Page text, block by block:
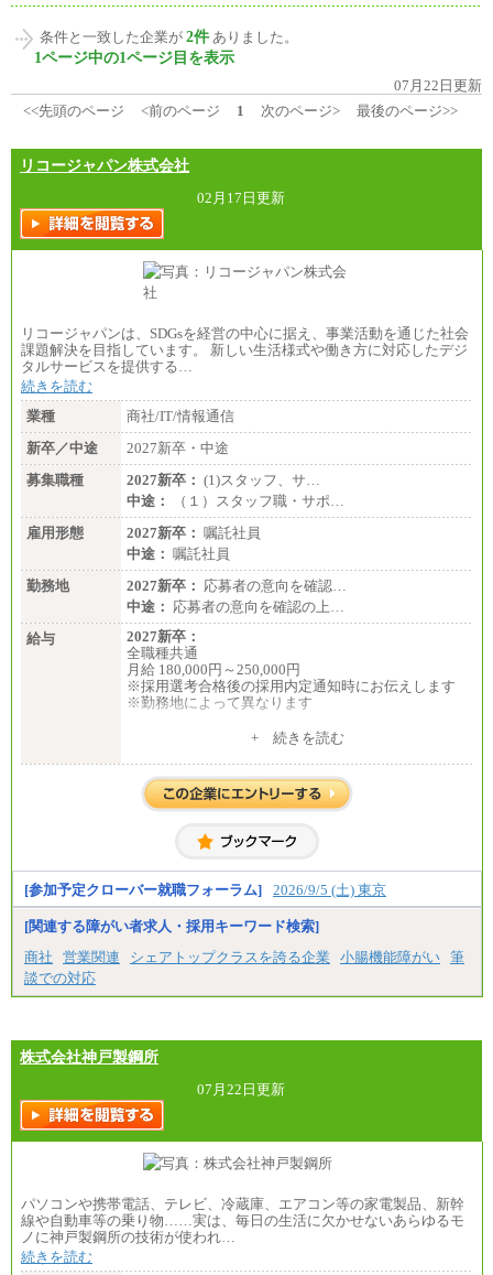
条件と一致した企業が 2件 ありました。
1ページ中の1ページ目を表示
07月22日更新
<<先頭のページ
<前のページ 1 次のページ> 最後のページ>>
リコージャパン株式会社
02月17日更新
リコージャパンは、SDGsを経営の中心に据え、事業活動を通じた社会
課題解決を目指しています。 新しい生活様式や働き方に対応したデジ
タルサービスを提供する…
続きを読む
業種
商社/IT/情報通信
新卒／中途
2027新卒・中途
募集職種
2027新卒： (1)スタッフ、サ…
中途：
（１）スタッフ職・サポ…
雇用形態
2027新卒： 嘱託社員
中途： 嘱託社員
勤務地
2027新卒： 応募者の意向を確認…
中途： 応募者の意向を確認の上…
給与
2027新卒：
全職種共通
月給 180,000円～250,000円
※採用選考合格後の採用内定通知時にお伝えします
※勤務地によって異なります
月給 200,000円～250,000円
入社時の処遇は経験・能力を考慮の上、当社規程に
より決定します。
お伝えします。
+ 続きを読む
[参加予定クローバー就職フォーラム] 2026/9/5 (土) 東京
[関連する障がい者求人・採用キーワード検索]
商社
営業関連 シェアトップクラスを誇る企業 小腸機能障がい 筆
談での対応
株式会社神戸製鋼所
07月22日更新
パソコンや携帯電話、テレビ、冷蔵庫、エアコン等の家電製品、新幹
線や自動車等の乗り物……実は、毎日の生活に欠かせないあらゆるモ
ノに神戸製鋼所の技術が使われ…
続きを読む